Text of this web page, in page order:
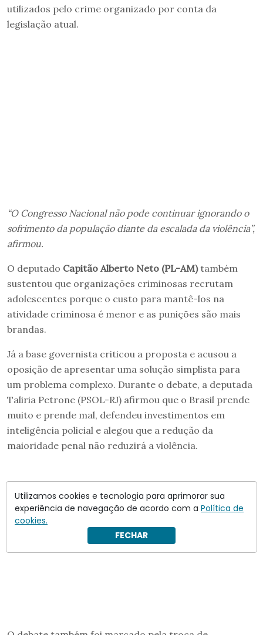
utilizados pelo crime organizado por conta da
legislação atual.
“O Congresso Nacional não pode continuar ignorando o
sofrimento da população diante da escalada da violência”,
afirmou.
O deputado Capitão Alberto Neto (PL-AM) também
sustentou que organizações criminosas recrutam
adolescentes porque o custo para mantê-los na
atividade criminosa é menor e as punições são mais
brandas.
Já a base governista criticou a proposta e acusou a
oposição de apresentar uma solução simplista para
um problema complexo. Durante o debate, a deputada
Taliria Petrone (PSOL-RJ) afirmou que o Brasil prende
muito e prende mal, defendeu investimentos em
inteligência policial e alegou que a redução da
maioridade penal não reduzirá a violência.
Utilizamos cookies e tecnologia para aprimorar sua
experiência de navegação de acordo com a Política de
cookies.
FECHAR